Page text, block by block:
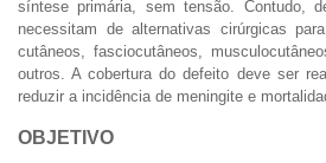
síntese primária, sem tensão. Contudo,
necessitam de alternativas cirúrgicas
cutâneos, fasciocutâneos,
outros. A cobertura do defeito deve ser
reduzir a incidência de meningite e
OBJETIVO